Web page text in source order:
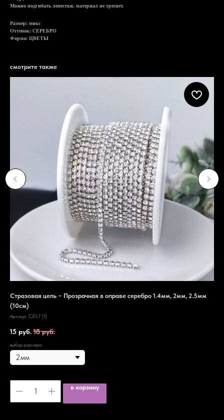
Можно подгибать лепестки, материал не треснет.
Размер: микс
Оттенок: СЕРЕБРО
Форма: ЦВЕТЫ
смотрите также
Стразовая цепь ~ Прозрачная в оправе серебро 1.4мм, 2мм, 2.5мм
(10см)
Артикул: C057 (1)
15 руб. 18 руб.
выбор размера
в корзину